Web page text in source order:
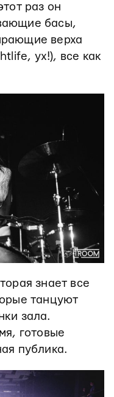
раз он
басы,
верха
ух!), все как
знает все
танцуют
зала.
готовые
публика.